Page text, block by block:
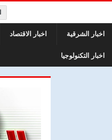
اخبار الشرقية اخبار الاقتصاد
اخبار التكنولوجيا